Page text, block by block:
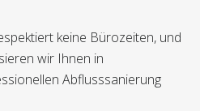
keine Bürozeiten, und
wir Ihnen in
Abflusssanierung